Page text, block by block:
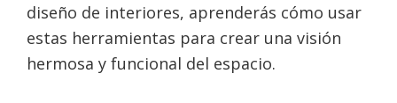
diseño de interiores, aprenderás cómo usar
estas herramientas para crear una visión
hermosa y funcional del espacio.